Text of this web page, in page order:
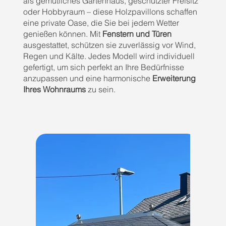
oder Hobbyraum – diese Holzpavillons schaffen
eine private Oase, die Sie bei jedem Wetter
genießen können. Mit Fenstern und Türen
ausgestattet, schützen sie zuverlässig vor Wind,
Regen und Kälte. Jedes Modell wird individuell
gefertigt, um sich perfekt an Ihre Bedürfnisse
anzupassen und eine harmonische Erweiterung
Ihres Wohnraums zu sein.